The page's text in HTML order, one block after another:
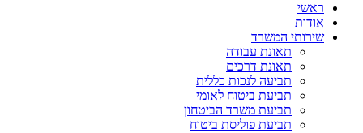
ראשי
אודות
שירותי המשרד
תאונת עבודה
תאונת דרכים
תביעה לנכות כללית
תביעת ביטוח לאומי
תביעת משרד הביטחון
תביעת פוליסת ביטוח